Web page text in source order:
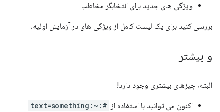
ویژگی های جدید برای انتخابگر مخاطب
بررسی کنید برای یک لیست کامل از ویژگی های در آزمایش اولیه.
و بیشتر
البته، چیزهای بیشتری وجود دارد!
اکنون می توانید با استفاده از #:~:text=something